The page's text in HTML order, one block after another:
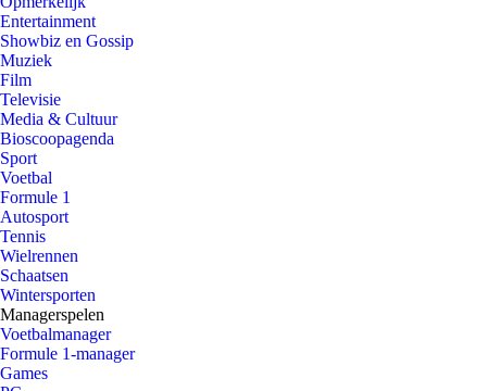
Entertainment
Showbiz en Gossip
Muziek
Film
Televisie
Media & Cultuur
Bioscoopagenda
Sport
Voetbal
Formule 1
Autosport
Tennis
Wielrennen
Schaatsen
Wintersporten
Managerspelen
Voetbalmanager
Formule 1-manager
Games